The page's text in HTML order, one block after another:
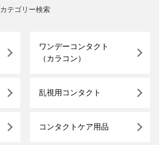
カテゴリー検索
ワンデーコンタクト
（カラコン）
乱視用コンタクト
コンタクトケア用品